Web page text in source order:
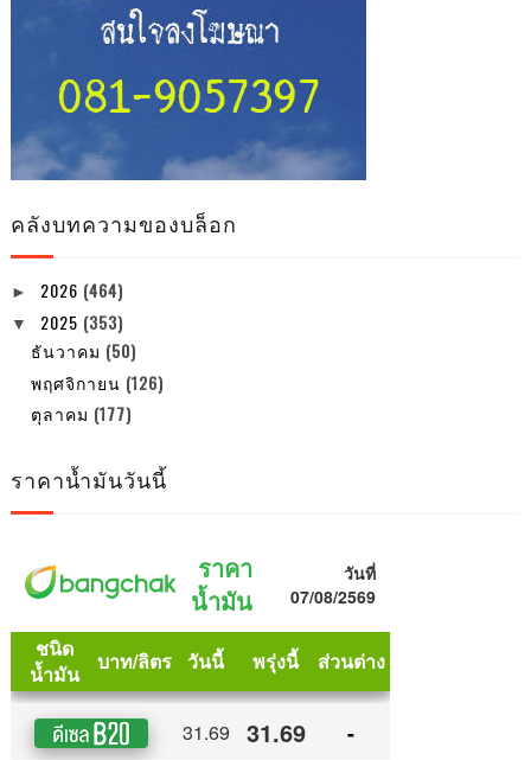
คลังบทความของบล็อก
► 2026 (464)
▼ 2025 (353)
ธันวาคม (50)
พฤศจิกายน (126)
ตุลาคม (177)
ราคาน้ำมันวันนี้